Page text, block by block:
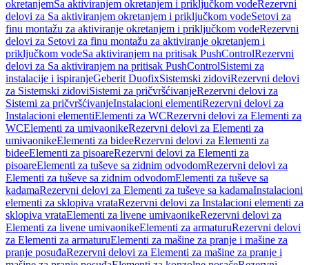
okretanjemSa aktiviranjem okretanjem i priključkom vodeRezervni
delovi za Sa aktiviranjem okretanjem i priključkom vodeSetovi za
finu montažu za aktiviranje okretanjem i priključkom vodeRezervni
delovi za Setovi za finu montažu za aktiviranje okretanjem i
priključkom vodeSa aktiviranjem na pritisak PushControlRezervni
delovi za Sa aktiviranjem na pritisak PushControlSistemi za
instalacije i ispiranjeGeberit DuofixSistemski zidoviRezervni delovi
za Sistemski zidoviSistemi za pričvršćivanjeRezervni delovi za
Sistemi za pričvršćivanjeInstalacioni elementiRezervni delovi za
Instalacioni elementiElementi za WCRezervni delovi za Elementi za
WCElementi za umivaonikeRezervni delovi za Elementi za
umivaonikeElementi za bideeRezervni delovi za Elementi za
bideeElementi za pisoareRezervni delovi za Elementi za
pisoareElementi za tuševe sa zidnim odvodomRezervni delovi za
Elementi za tuševe sa zidnim odvodomElementi za tuševe sa
kadamaRezervni delovi za Elementi za tuševe sa kadamaInstalacioni
elementi za sklopiva vrataRezervni delovi za Instalacioni elementi za
sklopiva vrataElementi za livene umivaonikeRezervni delovi za
Elementi za livene umivaonikeElementi za armaturuRezervni delovi
za Elementi za armaturuElementi za mašine za pranje i mašine za
pranje posuđaRezervni delovi za Elementi za mašine za pranje i